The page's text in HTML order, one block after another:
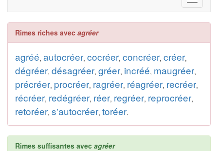
Rimes riches avec agréer
agréé, autocréer, cocréer, concréer, créer,
dégréer, désagréer, gréer, incréé, maugréer,
précréer, procréer, ragréer, réagréer, recréer,
récréer, redégréer, réer, regréer, reprocréer,
retoréer, s'autocréer, toréer.
Rimes suffisantes avec agréer